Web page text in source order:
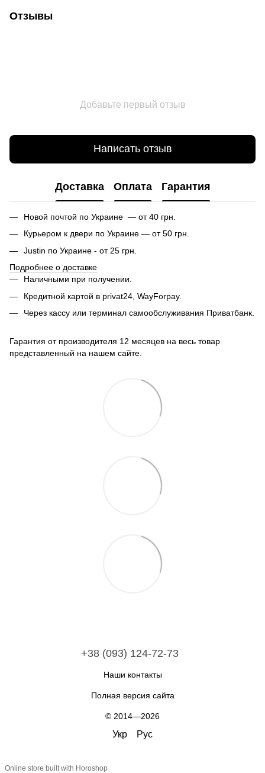
Отзывы
Добавьте первый отзыв
Написать отзыв
Доставка Оплата Гарантия
Новой почтой по Украине — от 40 грн.
Курьером к двери по Украине — от 50 грн.
Justin по Украине - от 25 грн.
Подробнее о доставке
Наличными при получении.
Кредитной картой в privat24, WayForpay.
Через кассу или терминал самообслуживания Приватбанк.
Гарантия от производителя 12 месяцев на весь товар
представленный на нашем сайте.
+38 (093) 124-72-73
Наши контакты
Полная версия сайта
© 2014—2026
Укр Рус
Online store built with Horoshop